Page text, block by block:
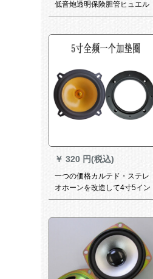
低音炮透明保険胆管ヒュエル
30 A 60 A 100 Aオプシー内蔵
￥ 320 円(税込)
一つの価格カルテド・ステレ
オホーンを改造して4寸5イン
チ6.5ラインの车载ラッピング
同軸ホーンに适用します。ワ
ゴンワゴゴトラックの前后ド
ゥアロン5寸の全周波数にワッ
とする。